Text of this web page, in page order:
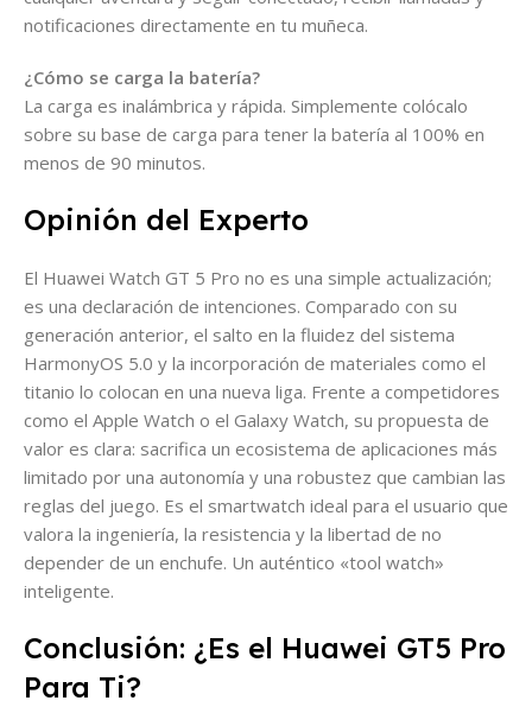
notificaciones directamente en tu muñeca.
¿Cómo se carga la batería?
La carga es inalámbrica y rápida. Simplemente colócalo
sobre su base de carga para tener la batería al 100% en
menos de 90 minutos.
Opinión del Experto
El Huawei Watch GT 5 Pro no es una simple actualización;
es una declaración de intenciones. Comparado con su
generación anterior, el salto en la fluidez del sistema
HarmonyOS 5.0 y la incorporación de materiales como el
titanio lo colocan en una nueva liga. Frente a competidores
como el Apple Watch o el Galaxy Watch, su propuesta de
valor es clara: sacrifica un ecosistema de aplicaciones más
limitado por una autonomía y una robustez que cambian las
reglas del juego. Es el smartwatch ideal para el usuario que
valora la ingeniería, la resistencia y la libertad de no
depender de un enchufe. Un auténtico «tool watch»
inteligente.
Conclusión: ¿Es el Huawei GT5 Pro
Para Ti?